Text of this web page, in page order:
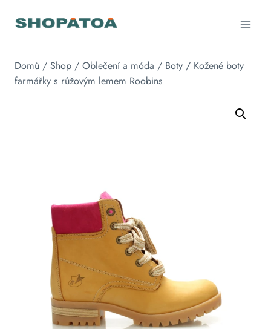
Domů / Shop / Oblečení a móda / Boty / Kožené boty
farmářky s růžovým lemem Roobins